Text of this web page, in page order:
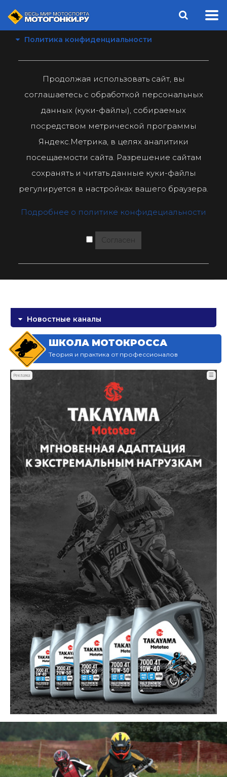
Политика конфиденциальности
Продолжая использовать сайт, вы
соглашаетесь с обработкой персональных
данных (куки-файлы), собираемых
посредством метрической программы
Яндекс.Метрика, в целях аналитики
посещаемости сайта. Разрешение сайтам
сохранять и читать данные куки-файлы
регулируется в настройках вашего браузера.
Подробнее о политике конфидециальности
Согласен
Новостные каналы
ШКОЛА МОТОКРОССА
Теория и практика от профессионалов
Реклама ☰